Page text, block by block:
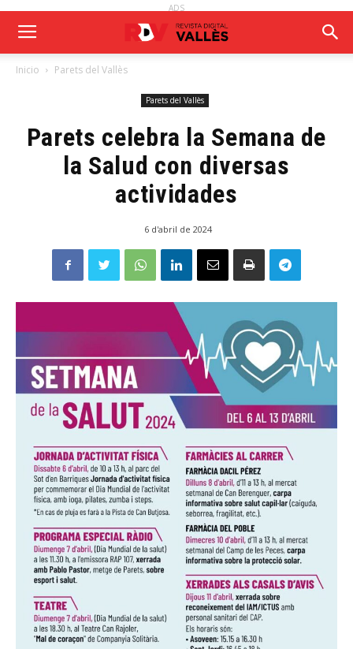
ADS
Inicio Parets del Vallès
Parets del Vallès
Parets celebra la Semana de
la Salud con diversas
actividades
6 d'abril de 2024